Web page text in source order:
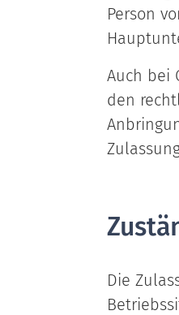
Person
Auch bei
den
Die